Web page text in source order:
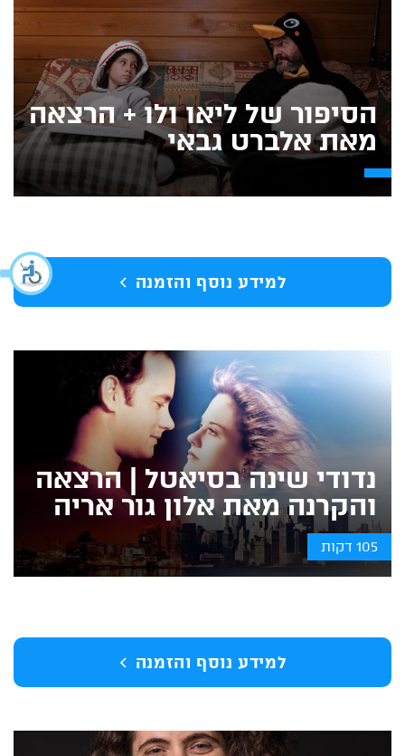
הסיפור של ליאו ולו + הרצאה
מאת אלברט גבאי
למידע נוסף והזמנה
נדודי שינה בסיאטל | הרצאה
והקרנה מאת אלון גור אריה
105 דקות
למידע נוסף והזמנה